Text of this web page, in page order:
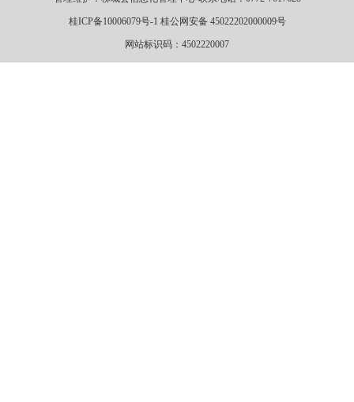
桂ICP备10006079号-1 桂公网安备 45022202000009号
网站标识码：4502220007